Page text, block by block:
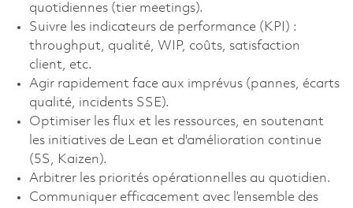
quotidiennes (tier meetings).
Suivre les indicateurs de performance (KPI) :
throughput, qualité, WIP, coûts, satisfaction
client, etc.
Agir rapidement face aux imprévus (pannes, écarts
qualité, incidents SSE).
Optimiser les flux et les ressources, en soutenant
les initiatives de Lean et d'amélioration continue
(5S, Kaizen).
Arbitrer les priorités opérationnelles au quotidien.
Communiquer efficacement avec l’ensemble des